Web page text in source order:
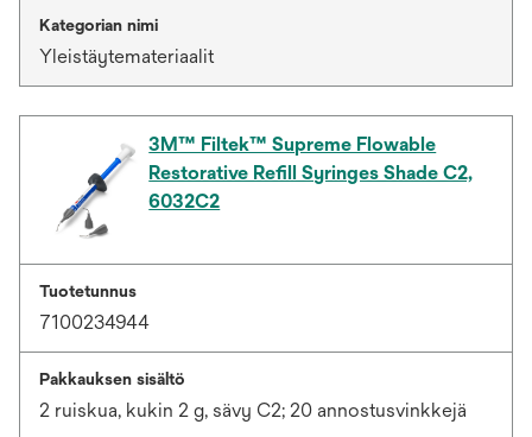
Kategorian nimi
Yleistäytemateriaalit
3M™ Filtek™ Supreme Flowable
Restorative Refill Syringes Shade C2,
6032C2
Tuotetunnus
7100234944
Pakkauksen sisältö
2 ruiskua, kukin 2 g, sävy C2; 20 annostusvinkkejä